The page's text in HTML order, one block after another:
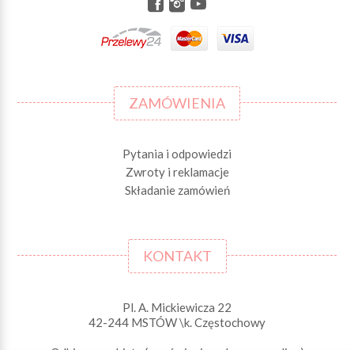
ZAMÓWIENIA
Pytania i odpowiedzi
Zwroty i reklamacje
Składanie zamówień
KONTAKT
Pl. A. Mickiewicza 22
42-244 MSTÓW \k. Częstochowy